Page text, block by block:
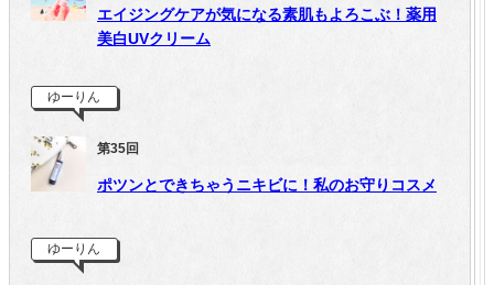
エイジングケアが気になる素肌もよろこぶ！薬用
美白UVクリーム
ゆーりん
第35回
ポツンとできちゃうニキビに！私のお守りコスメ
ゆーりん